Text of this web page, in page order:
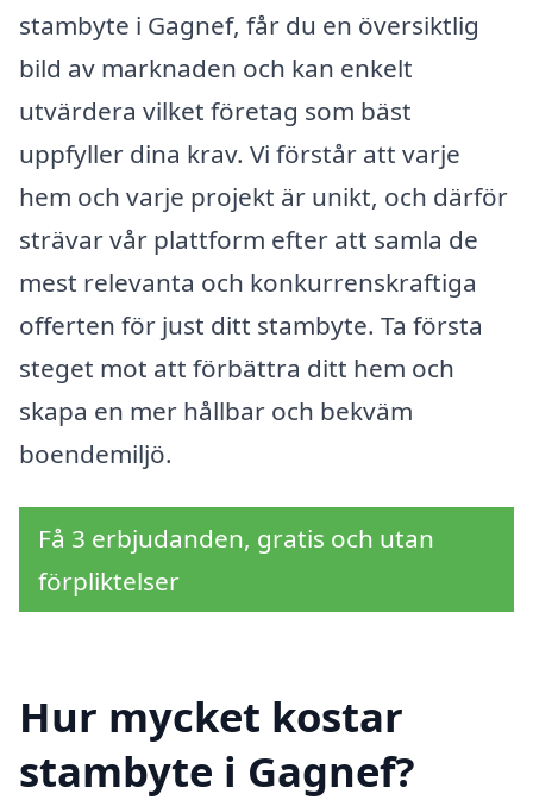
stambyte i Gagnef, får du en översiktlig
bild av marknaden och kan enkelt
utvärdera vilket företag som bäst
uppfyller dina krav. Vi förstår att varje
hem och varje projekt är unikt, och därför
strävar vår plattform efter att samla de
mest relevanta och konkurrenskraftiga
offerten för just ditt stambyte. Ta första
steget mot att förbättra ditt hem och
skapa en mer hållbar och bekväm
boendemiljö.
Få 3 erbjudanden, gratis och utan
förpliktelser
Hur mycket kostar
stambyte i Gagnef?